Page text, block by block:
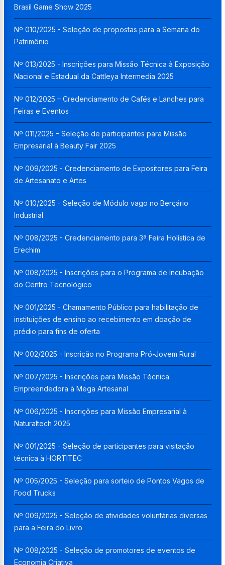
Brasil Game Show 2025
Nº 010/2025 - Seleção de propostas para a Semana do
Patrimônio
Nº 013/2025 - Inscrições para Missão Técnica à Exposição
Nacional e Estadual da Cattleya Intermedia 2025
Nº 012/2025 – Credenciamento de Cafés e Lanches para
Feiras e Eventos
Nº 011/2025 – Seleção de participantes para Missão
Empresarial à Beauty Fair 2025
Nº 009/2025 - Credenciamento de Expositores para Feira
de Artesanato e Artes
Nº 010/2025 - Seleção de Módulo vago no Berçário
Industrial
Nº 008/2025 - Credenciamento para 3ª Feira Holística de
Erechim
Nº 008/2025 - Inscrições para o Programa de Incubação
do Centro Tecnológico
Nº 001/2025 - Chamamento Público para habilitação de
instituições de ensino ao recebimento em doação de
prédio para fins de oferta
Nº 002/2025 - Inscrição no Programa Pró-Jovem Rural
Nº 007/2025 - Inscrições para Missão Técnica
Empreendedora à Mega Artesanal
Nº 006/2025 - Inscrições para Missão Empresarial à
Naturaltech 2025
Nº 001/2025 - Seleção de participantes para visitação
técnica à HORTITEC
Nº 005/2025 - Seleção para sorteio de Pontos Vagos de
Food Trucks
Nº 009/2025 - Seleção de atividades voluntárias diversas
para a Feira do Livro
Nº 008/2025 - Seleção de promotores de eventos de
Economia Criativa